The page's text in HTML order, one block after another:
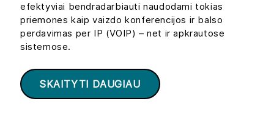
efektyviai bendradarbiauti naudodami tokias
priemones kaip vaizdo konferencijos ir balso
perdavimas per IP (VOIP) – net ir apkrautose
sistemose.
SKAITYTI DAUGIAU